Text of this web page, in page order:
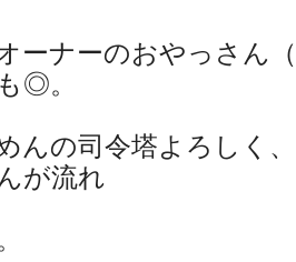
ーナーのおやっさん
◎。
んの司令塔よろしく
が流れ